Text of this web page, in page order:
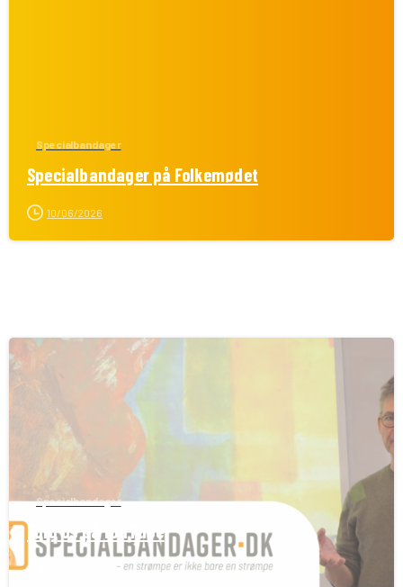
Specialbandager
Specialbandager på Folkemødet
10/06/2026
Specialbandager
Følg os på YouTube